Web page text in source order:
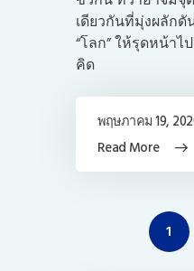
เดียวกันที่มุ่งผลักดั
“โลก” ให้รุดหน้าไ
คิด
Read More
พฤษภาคม 19,
แนะแนวPAGE
1